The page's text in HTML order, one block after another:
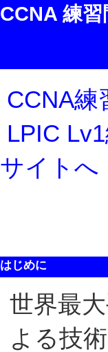
CCNA 練習
CCNA練
LPIC
サイトへ
はじめに
世界最
よる技